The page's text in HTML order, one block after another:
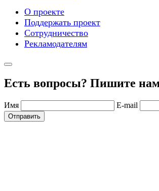
О проекте
Поддержать проект
Сотрудничество
Рекламодателям
Есть вопросы? Пишите
Имя E-mail